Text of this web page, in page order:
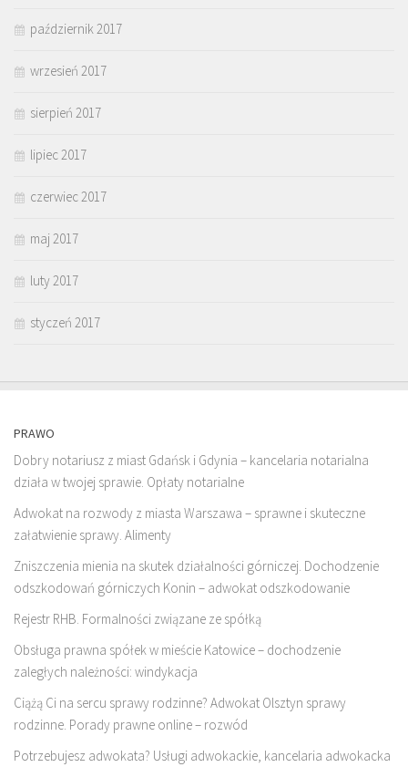
październik 2017
wrzesień 2017
sierpień 2017
lipiec 2017
czerwiec 2017
maj 2017
luty 2017
styczeń 2017
PRAWO
Dobry notariusz z miast Gdańsk i Gdynia – kancelaria notarialna
działa w twojej sprawie. Opłaty notarialne
Adwokat na rozwody z miasta Warszawa – sprawne i skuteczne
załatwienie sprawy. Alimenty
Zniszczenia mienia na skutek działalności górniczej. Dochodzenie
odszkodowań górniczych Konin – adwokat odszkodowanie
Rejestr RHB. Formalności związane ze spółką
Obsługa prawna spółek w mieście Katowice – dochodzenie
zaległych należności: windykacja
Ciążą Ci na sercu sprawy rodzinne? Adwokat Olsztyn sprawy
rodzinne. Porady prawne online – rozwód
Potrzebujesz adwokata? Usługi adwokackie, kancelaria adwokacka